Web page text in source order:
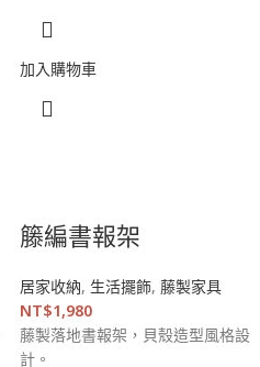
加入購物車
籐編書報架
居家收納, 生活擺飾, 藤製家具
NT$1,980
藤製落地書報架，貝殼造型風格設
計。